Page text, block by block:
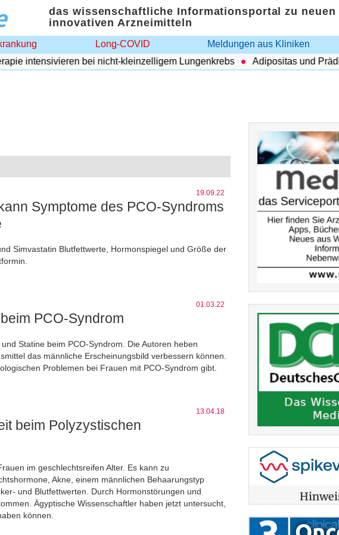
das wissenschaftliche Informationsportal zu neuen
innovativen Arzneimitteln
Long-COVID Meldungen aus Kliniken
intensivieren bei nicht-kleinzelligem Lungenkrebs Adipositas und
19.09.22
Symptome des PCO-Syndroms
Simvastatin Blutfettwerte, Hormonspiegel und Größe der
01.03.22
PCO-Syndrom
Statine beim PCO-Syndrom. Die Autoren heben
das männliche Erscheinungsbild verbessern können.
Problemen bei Frauen mit PCO-Syndrom gibt.
13.04.18
beim Polyzystischen
im geschlechtsreifen Alter. Es kann zu
Akne, einem männlichen Behaarungstyp
und Blutfettwerten. Durch Hormonstörungen und
Ägyptische Wissenschaftler haben jetzt untersucht,
können.